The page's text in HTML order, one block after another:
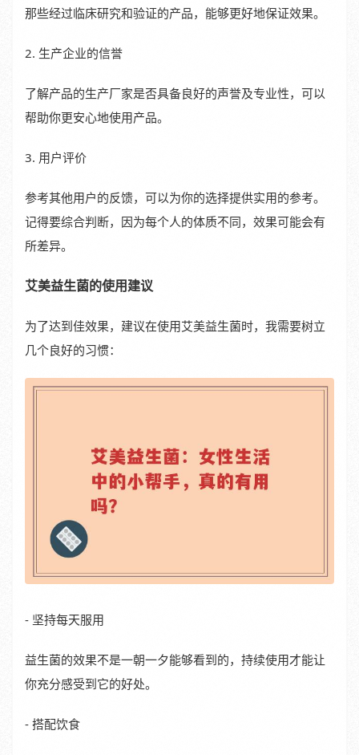
那些经过临床研究和验证的产品，能够更好地保证效果。
2. 生产企业的信誉
了解产品的生产厂家是否具备良好的声誉及专业性，可以
帮助你更安心地使用产品。
3. 用户评价
参考其他用户的反馈，可以为你的选择提供实用的参考。
记得要综合判断，因为每个人的体质不同，效果可能会有
所差异。
艾美益生菌的使用建议
为了达到佳效果，建议在使用艾美益生菌时，我需要树立
几个良好的习惯：
- 坚持每天服用
益生菌的效果不是一朝一夕能够看到的，持续使用才能让
你充分感受到它的好处。
- 搭配饮食